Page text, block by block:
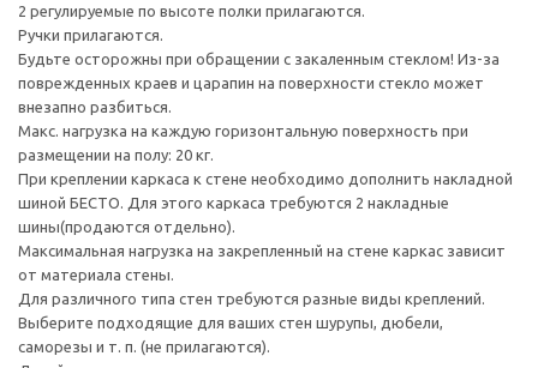
2 регулируемые по высоте полки прилагаются.
Ручки прилагаются.
Будьте осторожны при обращении с закаленным стеклом! Из-за
поврежденных краев и царапин на поверхности стекло может
внезапно разбиться.
Макс. нагрузка на каждую горизонтальную поверхность при
размещении на полу: 20 кг.
При креплении каркаса к стене необходимо дополнить накладной
шиной БЕСТО. Для этого каркаса требуются 2 накладные
шины(продаются отдельно).
Максимальная нагрузка на закрепленный на стене каркас зависит
от материала стены.
Для различного типа стен требуются разные виды креплений.
Выберите подходящие для ваших стен шурупы, дюбели,
саморезы и т. п. (не прилагаются).